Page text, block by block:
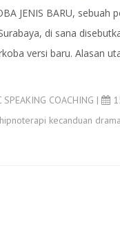
JENIS BARU,
di sana
versi baru. Alasan
COACHING |
hipnoterapi kecanduan